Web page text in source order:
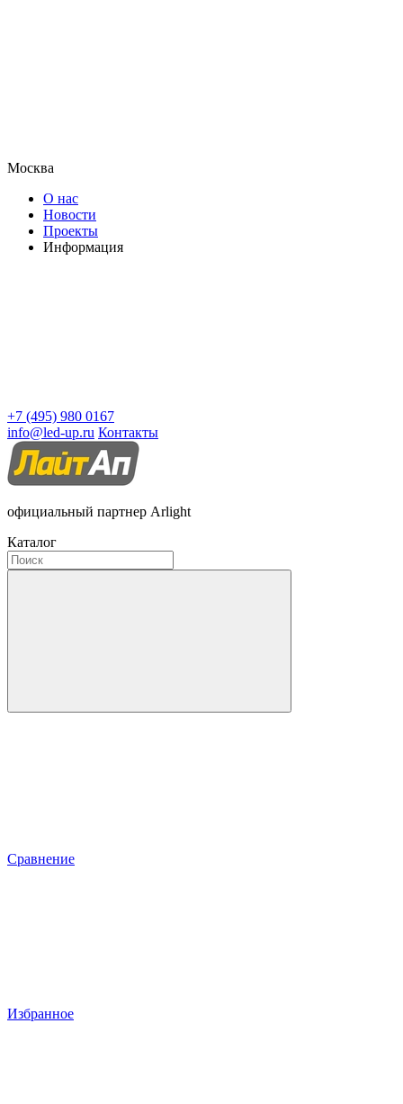
Москва
О нас
Новости
Проекты
Информация
+7 (495) 980 0167
info@led-up.ru Контакты
официальный партнер Arlight
Каталог
Сравнение
Избранное